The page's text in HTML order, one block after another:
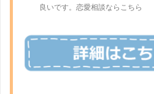
良いです。恋愛相談ならこちら